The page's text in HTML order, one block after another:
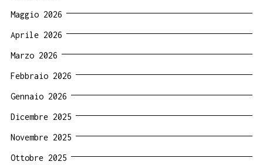
Maggio 2026
Aprile 2026
Marzo 2026
Febbraio 2026
Gennaio 2026
Dicembre 2025
Novembre 2025
Ottobre 2025